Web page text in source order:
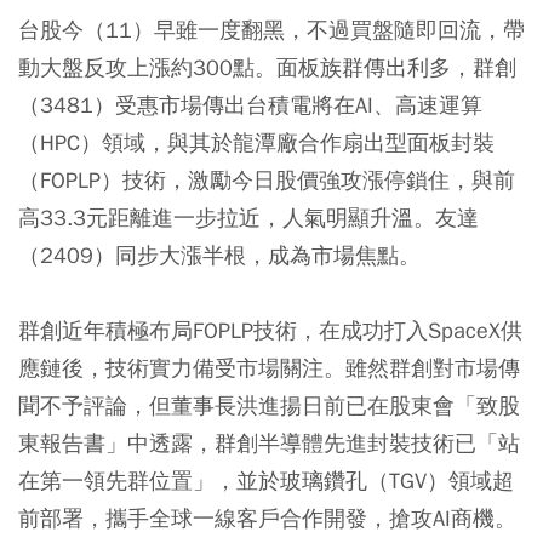
台股今（11）早雖一度翻黑，不過買盤隨即回流，帶
動大盤反攻上漲約300點。面板族群傳出利多，群創
（3481）受惠市場傳出台積電將在AI、高速運算
（HPC）領域，與其於龍潭廠合作扇出型面板封裝
（FOPLP）技術，激勵今日股價強攻漲停鎖住，與前
高33.3元距離進一步拉近，人氣明顯升溫。友達
（2409）同步大漲半根，成為市場焦點。
群創近年積極布局FOPLP技術，在成功打入SpaceX供
應鏈後，技術實力備受市場關注。雖然群創對市場傳
聞不予評論，但董事長洪進揚日前已在股東會「致股
東報告書」中透露，群創半導體先進封裝技術已「站
在第一領先群位置」，並於玻璃鑽孔（TGV）領域超
前部署，攜手全球一線客戶合作開發，搶攻AI商機。